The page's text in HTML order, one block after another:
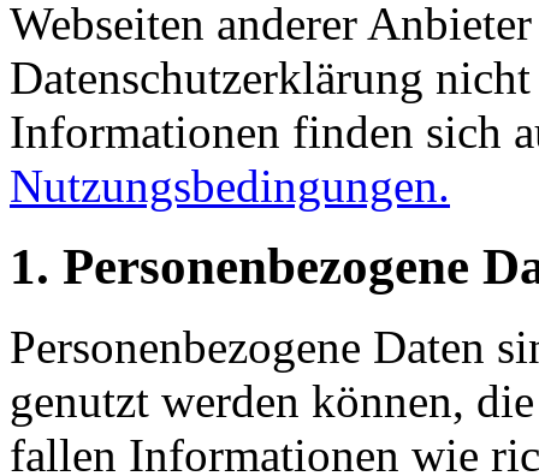
Webseiten anderer
Datenschutzerklärung
Informationen finden sich
Nutzungsbedingungen.
1. Personenbezogene
Personenbezogene Daten
genutzt werden können,
fallen Informationen wie